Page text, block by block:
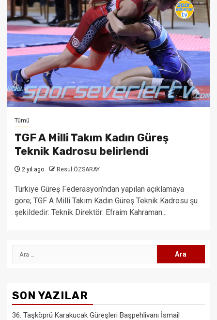
Tümü
TGF A Milli Takım Kadın Güreş
Teknik Kadrosu belirlendi
2 yıl ago Resul ÖZSARAY
Türkiye Güreş Federasyon’ndan yapılan açıklamaya
göre; TGF A Milli Takım Kadın Güreş Teknik Kadrosu şu
şekildedir: Teknik Direktör: Efraim Kahraman...
Arama:
SON YAZILAR
36. Taşköprü Karakucak Güreşleri Başpehlivanı İsmail